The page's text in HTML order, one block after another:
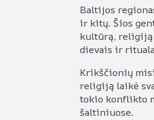
Baltijos
ir kitų. Šios
kultūrą, religiją
dievais ir
Krikščionių
religiją laikė
tokio konflikto
šaltiniuose.